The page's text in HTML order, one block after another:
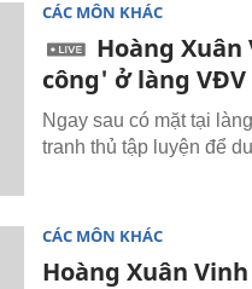
CÁC MÔN KHÁC
Hoàng
công' ở làng
Ngay sau có mặt tại
tranh thủ tập luyện để
CÁC MÔN KHÁC
Hoàng Xuân